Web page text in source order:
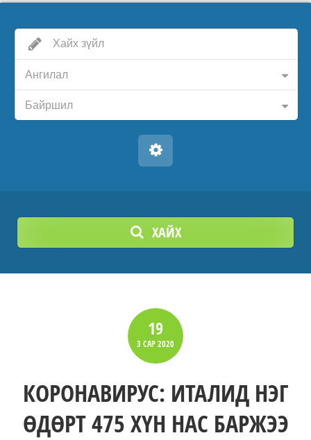
Ангилал
Байршил
ХАЙХ
19
3 САР2020
КОРОНАВИРУС: ИТАЛИД НЭГ
ӨДӨРТ 475 ХҮН НАС БАРЖЭЭ